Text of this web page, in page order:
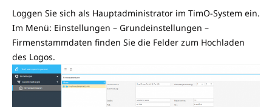
Loggen Sie sich als Hauptadministrator im TimO-System ein.
Im Menü: Einstellungen – Grundeinstellungen –
Firmenstammdaten finden Sie die Felder zum Hochladen
des Logos.